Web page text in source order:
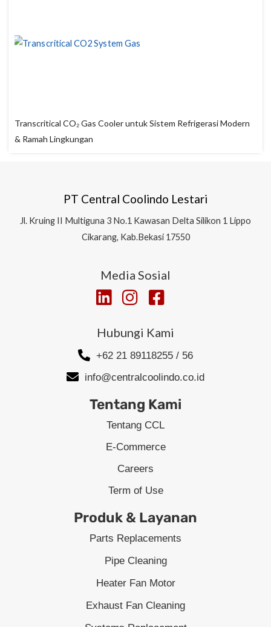
Transcritical CO₂ Gas Cooler untuk Sistem Refrigerasi Modern
& Ramah Lingkungan
PT Central Coolindo Lestari
Jl. Kruing II Multiguna 3 No.1 Kawasan Delta Silikon 1 Lippo
Cikarang, Kab.Bekasi 17550
Media Sosial
Hubungi Kami
+62 21 89118255 / 56
info@centralcoolindo.co.id
Tentang Kami
Tentang CCL
E-Commerce
Careers
Term of Use
Produk & Layanan
Parts Replacements
Pipe Cleaning
Heater Fan Motor
Exhaust Fan Cleaning